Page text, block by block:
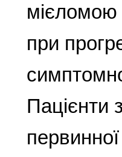
мієломою
при
Пацієнти